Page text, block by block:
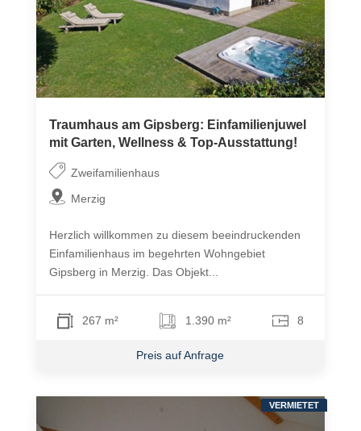
Traumhaus am Gipsberg: Einfamilienjuwel
mit Garten, Wellness & Top-Ausstattung!
Zweifamilienhaus
Merzig
Herzlich willkommen zu diesem beeindruckenden
Einfamilienhaus im begehrten Wohngebiet
Gipsberg in Merzig. Das Objekt...
267 m² 1.390 m² 8
Preis auf Anfrage
VERMIETET